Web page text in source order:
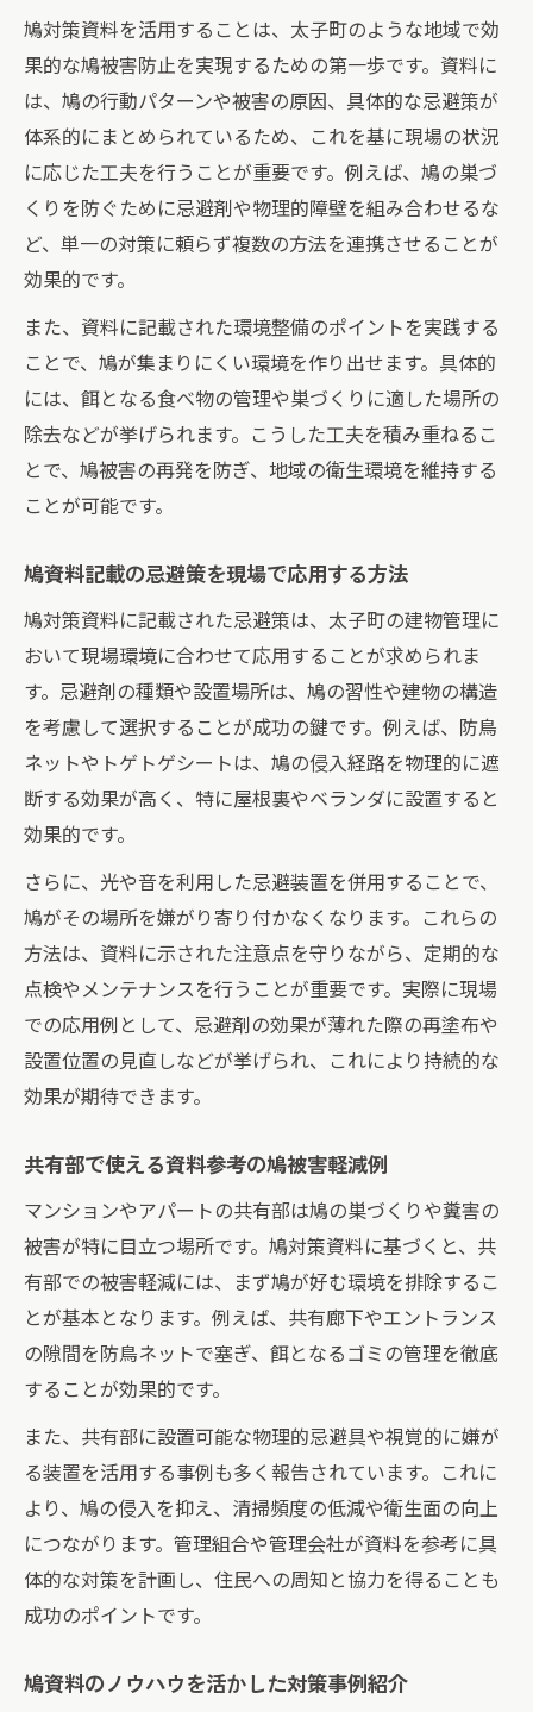
鳩対策資料を活用することは、太子町のような地域で効
果的な鳩被害防止を実現するための第一歩です。資料に
は、鳩の行動パターンや被害の原因、具体的な忌避策が
体系的にまとめられているため、これを基に現場の状況
に応じた工夫を行うことが重要です。例えば、鳩の巣づ
くりを防ぐために忌避剤や物理的障壁を組み合わせるな
ど、単一の対策に頼らず複数の方法を連携させることが
効果的です。
また、資料に記載された環境整備のポイントを実践する
ことで、鳩が集まりにくい環境を作り出せます。具体的
には、餌となる食べ物の管理や巣づくりに適した場所の
除去などが挙げられます。こうした工夫を積み重ねるこ
とで、鳩被害の再発を防ぎ、地域の衛生環境を維持する
ことが可能です。
鳩資料記載の忌避策を現場で応用する方法
鳩対策資料に記載された忌避策は、太子町の建物管理に
おいて現場環境に合わせて応用することが求められま
す。忌避剤の種類や設置場所は、鳩の習性や建物の構造
を考慮して選択することが成功の鍵です。例えば、防鳥
ネットやトゲトゲシートは、鳩の侵入経路を物理的に遮
断する効果が高く、特に屋根裏やベランダに設置すると
効果的です。
さらに、光や音を利用した忌避装置を併用することで、
鳩がその場所を嫌がり寄り付かなくなります。これらの
方法は、資料に示された注意点を守りながら、定期的な
点検やメンテナンスを行うことが重要です。実際に現場
での応用例として、忌避剤の効果が薄れた際の再塗布や
設置位置の見直しなどが挙げられ、これにより持続的な
効果が期待できます。
共有部で使える資料参考の鳩被害軽減例
マンションやアパートの共有部は鳩の巣づくりや糞害の
被害が特に目立つ場所です。鳩対策資料に基づくと、共
有部での被害軽減には、まず鳩が好む環境を排除するこ
とが基本となります。例えば、共有廊下やエントランス
の隙間を防鳥ネットで塞ぎ、餌となるゴミの管理を徹底
することが効果的です。
また、共有部に設置可能な物理的忌避具や視覚的に嫌が
る装置を活用する事例も多く報告されています。これに
より、鳩の侵入を抑え、清掃頻度の低減や衛生面の向上
につながります。管理組合や管理会社が資料を参考に具
体的な対策を計画し、住民への周知と協力を得ることも
成功のポイントです。
鳩資料のノウハウを活かした対策事例紹介